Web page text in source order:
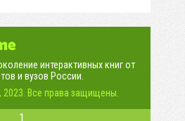
интерактивных книг от
и вузов России.
Все права защищены.
1